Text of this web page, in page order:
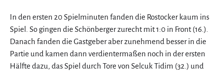
In den ersten 20 Spielminuten fanden die Rostocker kaum ins
Spiel. So gingen die Schönberger zurecht mit 1:0 in Front (16.).
Danach fanden die Gastgeber aber zunehmend besser in die
Partie und kamen dann verdientermaßen noch in der ersten
Hälfte dazu, das Spiel durch Tore von Selcuk Tidim (32.) und